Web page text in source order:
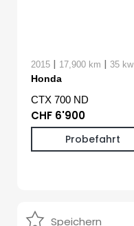
2015 | 17,900 km | 35 kw
Honda
CTX 700 ND
CHF 6'900
Probefahrt
Speichern